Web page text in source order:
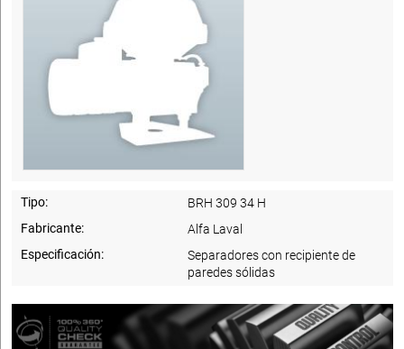
Tipo:
BRH 309 34 H
Fabricante:
Alfa Laval
Especificación:
Separadores con recipiente de
paredes sólidas